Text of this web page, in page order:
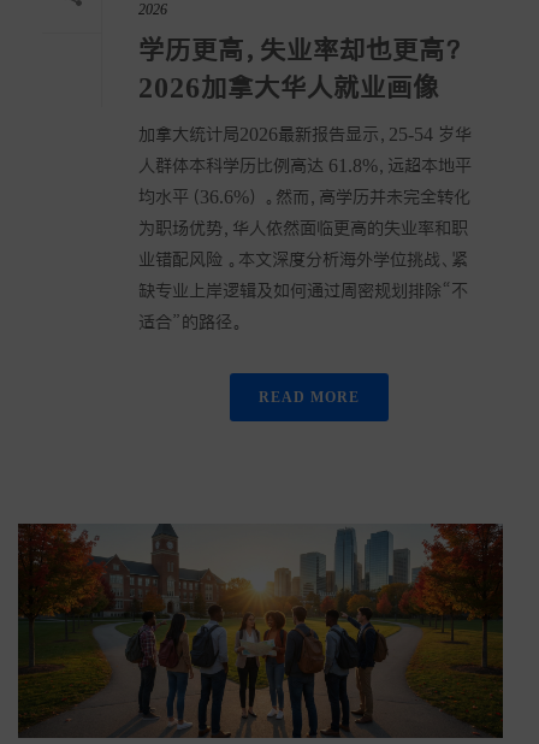
2026
学历更高，失业率却也更高？
2026加拿大华人就业画像
加拿大统计局2026最新报告显示，25-54 岁华
人群体本科学历比例高达 61.8%，远超本地平
均水平（36.6%） 。然而，高学历并未完全转化
为职场优势，华人依然面临更高的失业率和职
业错配风险 。本文深度分析海外学位挑战、紧
缺专业上岸逻辑及如何通过周密规划排除“不
适合”的路径。
READ MORE